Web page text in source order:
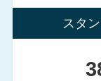
スタ